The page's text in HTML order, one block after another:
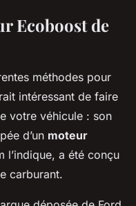
Ecoboost de
méthodes pour
intéressant de faire
votre véhicule : son
d’un moteur
l’indique, a été conçu
carburant.